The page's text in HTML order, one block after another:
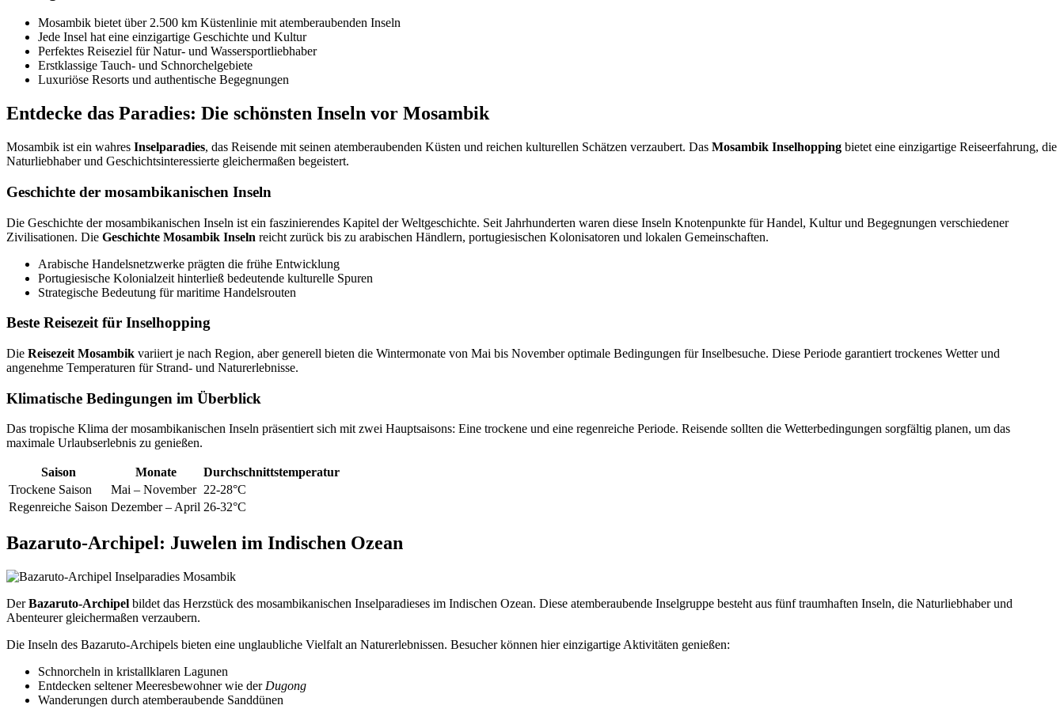
Mosambik bietet über 2.500 km Küstenlinie mit atemberaubenden Inseln
Jede Insel hat eine einzigartige Geschichte und Kultur
Perfektes Reiseziel für Natur- und Wassersportliebhaber
Erstklassige Tauch- und Schnorchelgebiete
Luxuriöse Resorts und authentische Begegnungen
Entdecke das Paradies: Die schönsten Inseln vor Mosambik
Mosambik ist ein wahres Inselparadies, das Reisende mit seinen atemberaubenden Küsten und reichen kulturellen Schätzen verzaubert. Das Mosambik Inselhopping bietet eine einzigartige Reiseerfahrung, die
Naturliebhaber und Geschichtsinteressierte gleichermaßen begeistert.
Geschichte der mosambikanischen Inseln
Die Geschichte der mosambikanischen Inseln ist ein faszinierendes Kapitel der Weltgeschichte. Seit Jahrhunderten waren diese Inseln Knotenpunkte für Handel, Kultur und Begegnungen verschiedener
Zivilisationen. Die Geschichte Mosambik Inseln reicht zurück bis zu arabischen Händlern, portugiesischen Kolonisatoren und lokalen Gemeinschaften.
Arabische Handelsnetzwerke prägten die frühe Entwicklung
Portugiesische Kolonialzeit hinterließ bedeutende kulturelle Spuren
Strategische Bedeutung für maritime Handelsrouten
Beste Reisezeit für Inselhopping
Die Reisezeit Mosambik variiert je nach Region, aber generell bieten die Wintermonate von Mai bis November optimale Bedingungen für Inselbesuche. Diese Periode garantiert trockenes Wetter und
angenehme Temperaturen für Strand- und Naturerlebnisse.
Klimatische Bedingungen im Überblick
Das tropische Klima der mosambikanischen Inseln präsentiert sich mit zwei Hauptsaisons: Eine trockene und eine regenreiche Periode. Reisende sollten die Wetterbedingungen sorgfältig planen, um das
maximale Urlaubserlebnis zu genießen.
Saison Monate
Durchschnittstemperatur
Trockene Saison
Mai – November 22-28°C
Regenreiche Saison Dezember – April 26-32°C
Bazaruto-Archipel: Juwelen im Indischen Ozean
DerBazaruto-Archipel bildet das Herzstück des mosambikanischen Inselparadieses im Indischen Ozean. Diese atemberaubende Inselgruppe besteht aus fünf traumhaften Inseln, die Naturliebhaber und
Abenteurer gleichermaßen verzaubern.
Die Inseln des Bazaruto-Archipels bieten eine unglaubliche Vielfalt an Naturerlebnissen. Besucher können hier einzigartige Aktivitäten genießen:
Schnorcheln in kristallklaren Lagunen
Entdecken seltener Meeresbewohner wie der Dugong
Wanderungen durch atemberaubende Sanddünen